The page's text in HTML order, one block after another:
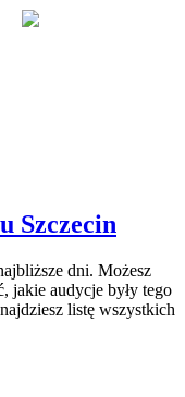
Szczecin
dni. Możesz
jakie audycje były tego
listę wszystkich